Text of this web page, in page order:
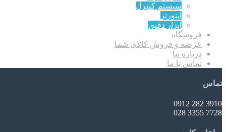
سیستم کنترل
اینورتر
ابزار دقیق
فروشگاه
عرضه و فروش کالای شما
درباره ما
تماس با ما
تماس
3910 282 0912
7728 3355 028